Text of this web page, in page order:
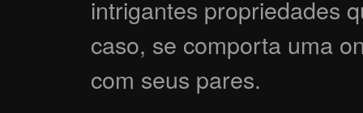
intrigantes propriedades
caso, se comporta uma
com seus pares.